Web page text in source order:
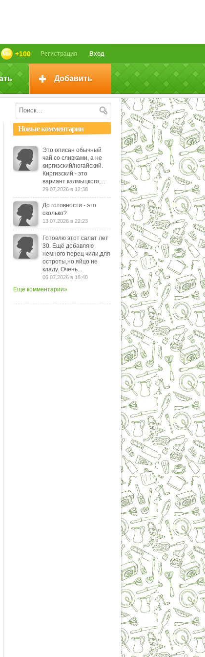
Вход
Регистрация
+100
Добавить
Новые комментарии
Это описан обычный
чай со сливками, а не
киргизский/ногайский.
Киргизский - это
вариант калмыцкого,...
29.07.2026 в 12:38
До готовности - это
сколько?
13.07.2026 в 22:23
Готовлю этот салат лет
30. Ещё добавляю
немного перец чили,для
остроты,но яйцо не
кладу. Очень...
06.07.2026 в 18:48
Еще комментарии»